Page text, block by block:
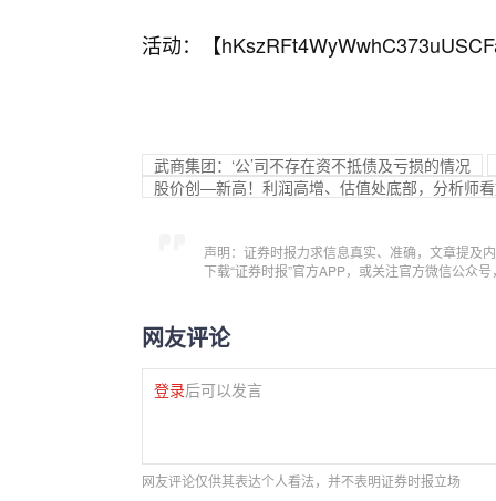
活动：【
武商集团：‘公’司不存在资不抵债及亏损的情况
股价创—新高！利润高增、估值处底部，分析师
声明：证券时报力求信息真实、准确，文章提及
下载“证券时报”官方APP，或关注官方微信公众
网友评论
登录后可以发言
网友评论仅供其表达个人看法，并不表明证券时报立场